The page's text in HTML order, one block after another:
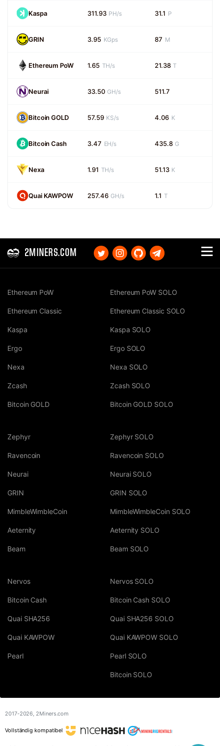
Kaspa 311.93 PH/s 31.1 P
GRIN 3.95 KGps 87 M
Ethereum PoW 1.65 TH/s 21.38 T
Neurai 33.50 GH/s 511.7
Bitcoin GOLD 57.59 KS/s 4.06 K
Bitcoin Cash 3.47 EH/s 435.8 G
Nexa 1.91 TH/s 51.13 K
Quai KAWPOW 257.46 GH/s 1.1 T
2MINERS.COM
Ethereum PoW
Ethereum Classic
Kaspa
Ergo
Nexa
Zcash
Bitcoin GOLD
Ethereum PoW SOLO
Ethereum Classic SOLO
Kaspa SOLO
Ergo SOLO
Nexa SOLO
Zcash SOLO
Bitcoin GOLD SOLO
Zephyr
Ravencoin
Neurai
GRIN
MimbleWimbleCoin
Aeternity
Beam
Zephyr SOLO
Ravencoin SOLO
Neurai SOLO
GRIN SOLO
MimbleWimbleCoin SOLO
Aeternity SOLO
Beam SOLO
Nervos
Bitcoin Cash
Quai SHA256
Quai KAWPOW
Pearl
Nervos SOLO
Bitcoin Cash SOLO
Quai SHA256 SOLO
Quai KAWPOW SOLO
Pearl SOLO
Bitcoin SOLO
2017-2026, 2Miners.com
Vollständig kompatibel